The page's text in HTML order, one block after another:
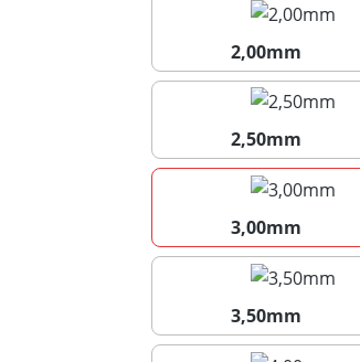
2,00mm
2,00mm
2,50mm
2,50mm
3,00mm
3,00mm
3,50mm
3,50mm